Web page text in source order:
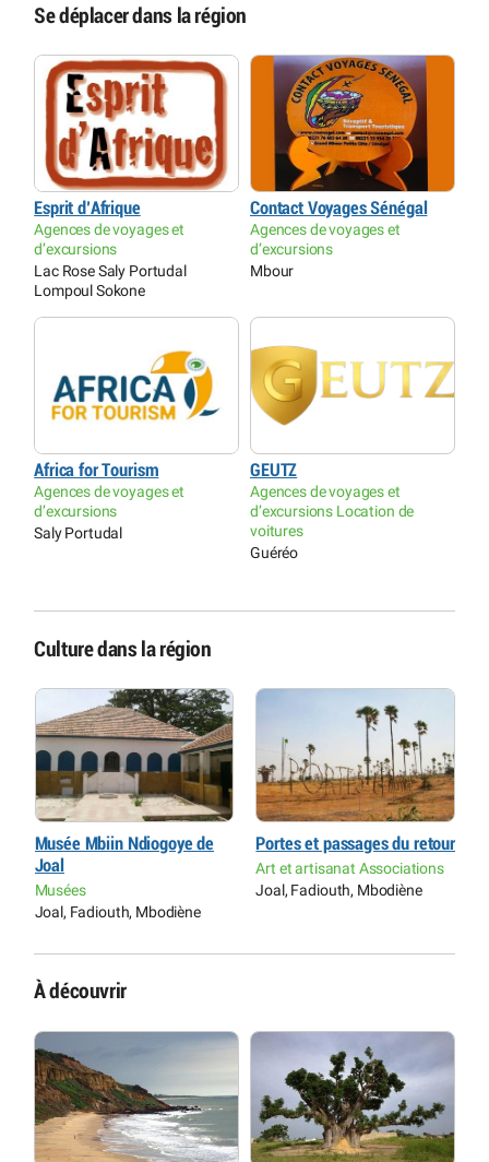
Se déplacer dans la région
Esprit d’Afrique
Agences de voyages et
d’excursions
Lac Rose Saly Portudal
Lompoul Sokone
Contact Voyages Sénégal
Agences de voyages et
d’excursions
Mbour
Africa for Tourism
Agences de voyages et
d’excursions
Saly Portudal
GEUTZ
Agences de voyages et
d’excursions Location de
voitures
Guéréo
Culture dans la région
Musée Mbiin Ndiogoye de
Joal
Musées
Joal, Fadiouth, Mbodiène
Portes et passages du retour
Art et artisanat Associations
Joal, Fadiouth, Mbodiène
À découvrir